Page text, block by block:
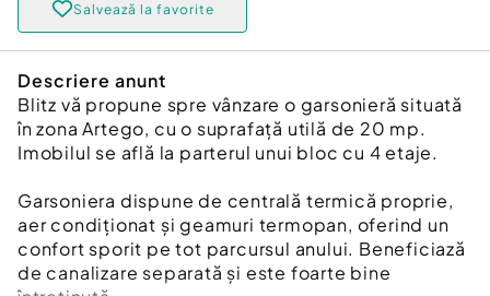
Salvează la favorite
Descriere anunt
Blitz vă propune spre vânzare o garsonieră situată
în zona Artego, cu o suprafață utilă de 20 mp.
Imobilul se află la parterul unui bloc cu 4 etaje.
Garsoniera dispune de centrală termică proprie,
aer condiționat și geamuri termopan, oferind un
confort sporit pe tot parcursul anului. Beneficiază
de canalizare separată și este foarte bine